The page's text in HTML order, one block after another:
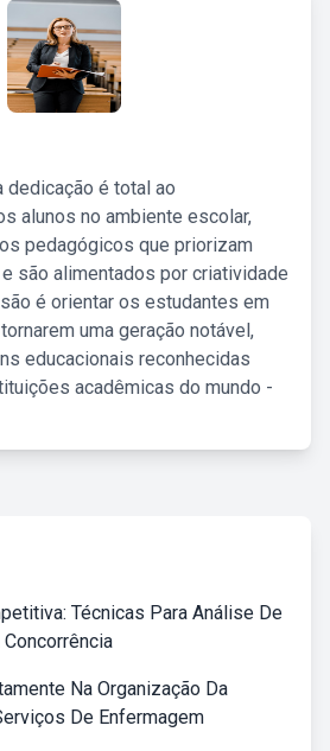
dedicação é total ao
alunos no ambiente escolar,
pedagógicos que priorizam
são alimentados por criatividade
é orientar os estudantes em
uma geração notável,
educacionais reconhecidas
acadêmicas do mundo -
Técnicas Para Análise De
Na Organização Da
De Enfermagem